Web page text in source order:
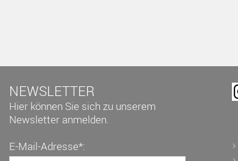
NEWSLETTER
Hier können Sie sich zu unserem
Newsletter anmelden.
E-Mail-Adresse*: